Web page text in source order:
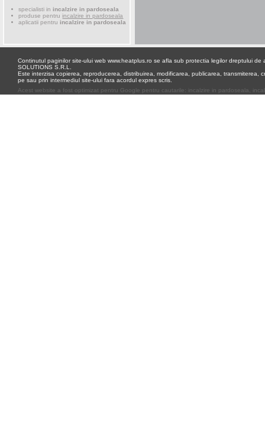
specialisti inincalzire in pardoseala
produse pentruincalzire in pardoseala
aplicatii pentruincalzire in pardoseala
Continutul paginilor site-ului web www.heatplus.ro se afla sub protectia legilor dreptului
SOLUTIONS S.R.L.
Este interzisa copierea, reproducerea, distribuirea, modificarea, publicarea, transmiterea,
pe sau prin intermediul site-ului fara acordul expres scris.
Acest website a fost optimizat pentru Google pentru cautarile: incalzire in pardoseala